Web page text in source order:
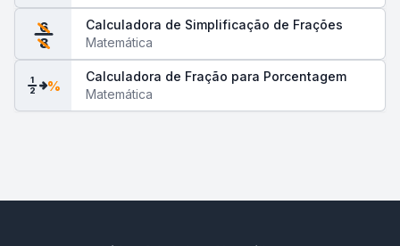
6
8
Calculadora de Simplificação de Frações
Matemática
1
2 %
Calculadora de Fração para Porcentagem
Matemática